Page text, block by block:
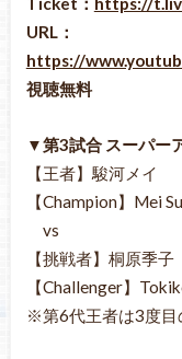
URL：
https://
視聴無料
▼第3試合 スーパー
【王者】駿河メイ
【Champion】Mei
vs
【挑戦者】桐原季子
【Challenger】
※第6代王者は3度目